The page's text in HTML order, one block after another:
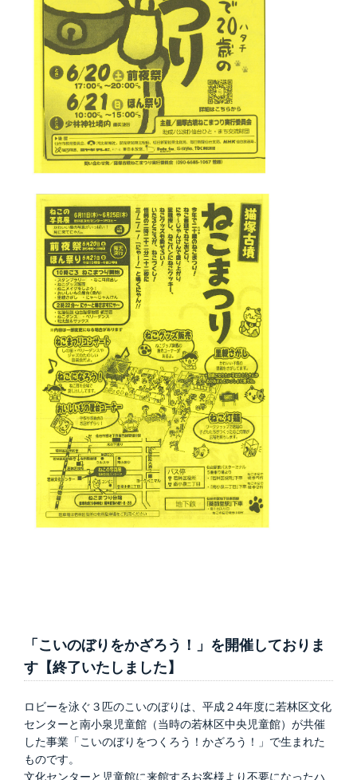
「こいのぼりをかざろう！」を開催しておりま
す【終了いたしました】
ロビーを泳ぐ３匹のこいのぼりは、平成２4年度に若林区文化
センターと南小泉児童館（当時の若林区中央児童館）が共催
した事業「こいのぼりをつくろう！かざろう！」で生まれた
ものです。
文化センターと児童館に来館するお客様より不要になったハ